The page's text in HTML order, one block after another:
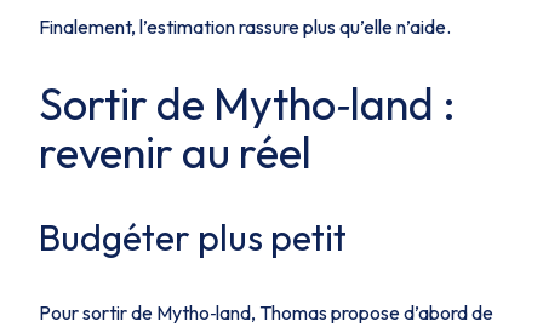
Finalement, l’estimation rassure plus qu’elle n’aide.
Sortir de Mytho‑land :
revenir au réel
Budgéter plus petit
Pour sortir de Mytho‑land, Thomas propose d’abord de